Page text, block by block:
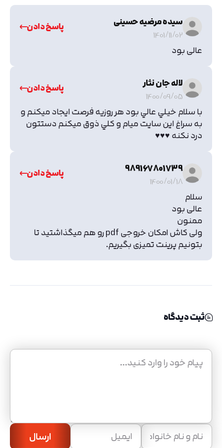
سیده مرضیه حسینی
1401/11/02
پاسخ دادن
عالی بود
لاله جان نثار
1400/09/05
پاسخ دادن
با سلام خيلي عالي بود هر روزيه فرصت ايجاد ميكنم و
به سراغ اين سايت ميام و كلي ذوق ميكنم دستتون
درد نكنه ♥️♥️♥️
989167801739
1400/01/18
پاسخ دادن
سلام
عالی بود
ممنون
ولی کاش امکان خروجی pdf رو هم میگذاشتید تا
بتونیم پرینت تمیزی بگیریم.
ثبت دیدگاه
ارسال